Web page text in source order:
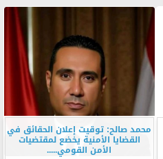
محمد صالح: توقيت إعلان الحقائق في
القضايا الأمنية يخضع لمقتضيات
الأمن القومي.....